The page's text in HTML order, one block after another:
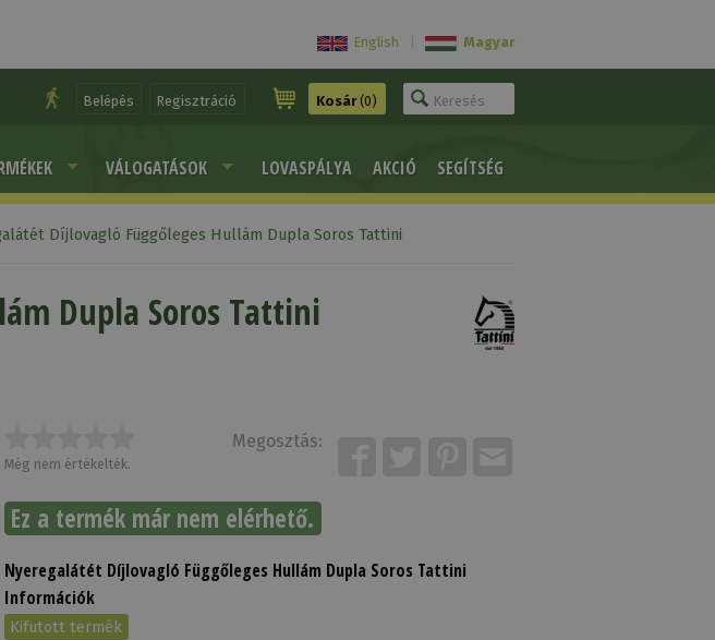
English Magyar
Belépés Regisztráció Kosár(0)
VÁLOGATÁSOK LOVASPÁLYA AKCIÓ SEGÍTSÉG
Díjlovagló Függőleges Hullám Dupla Soros Tattini
Dupla Soros Tattini
Még nem értékelték.
Megosztás:
Ez a termék már nem elérhető.
Nyeregalátét Díjlovagló Függőleges Hullám Dupla Soros Tattini
Információk
Kifutott termék